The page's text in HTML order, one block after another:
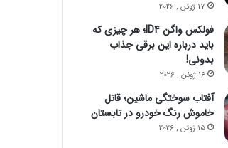
17 ژوئن , 2026
فولکس واگن ID4؛ هر چیزی که
باید درباره این برقی جذاب
بدونی!
16 ژوئن , 2026
آفتاب سوختگی ماشین؛ قاتل
خاموش رنگ خودرو در تابستان
15 ژوئن , 2026